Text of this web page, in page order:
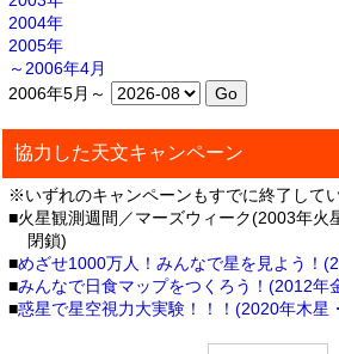
2004年
2005年
～2006年4月
2006年5月～
協力した天文キャンペーン
※いずれのキャンペーンもすでに終了してい
■火星観測週間／マーズウィーク(2003年火
閉鎖)
■めざせ1000万人！みんなで星を見よう！
■みんなで日食マップをつくろう！(2012年
■惑星で星空視力大実験！！！(2020年木星